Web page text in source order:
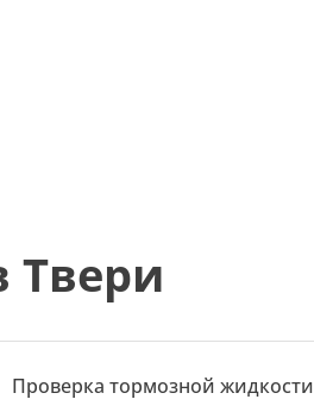
Твери
Проверка тормозной жидкости